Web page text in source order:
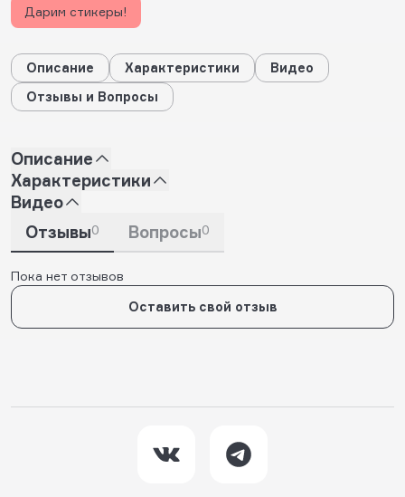
Дарим стикеры!
Описание Характеристики
Видео
Отзывы и Вопросы
Описание
Характеристики
Видео
Отзывы0 Вопросы0
Пока нет отзывов
Оставить свой отзыв